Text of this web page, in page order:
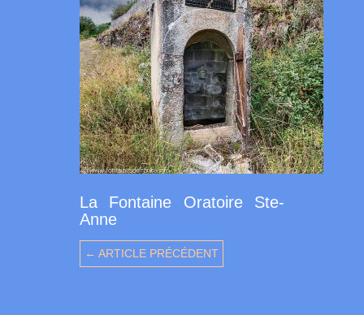
La Fontaine Oratoire Ste-
Anne
← ARTICLE PRÉCÉDENT